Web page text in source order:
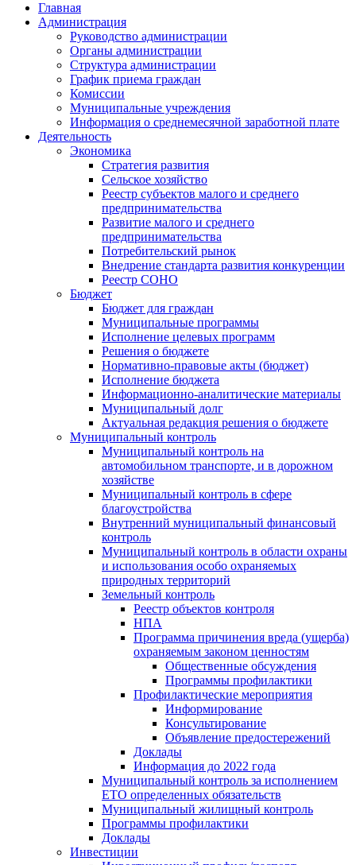
Главная
Администрация
Руководство администрации
Органы администрации
Структура администрации
График приема граждан
Комиссии
Муниципальные учреждения
Информация о среднемесячной заработной плате
Деятельность
Экономика
Стратегия развития
Сельское хозяйство
Реестр субъектов малого и среднего
предпринимательства
Развитие малого и среднего
предпринимательства
Потребительский рынок
Внедрение стандарта развития конкуренции
Реестр СОНО
Бюджет
Бюджет для граждан
Муниципальные программы
Исполнение целевых программ
Решения о бюджете
Нормативно-правовые акты (бюджет)
Исполнение бюджета
Информационно-аналитические материалы
Муниципальный долг
Актуальная редакция решения о бюджете
Муниципальный контроль
Муниципальный контроль на
автомобильном транспорте, и в дорожном
хозяйстве
Муниципальный контроль в сфере
благоустройства
Внутренний муниципальный финансовый
контроль
Муниципальный контроль в области охраны
и использования особо охраняемых
природных территорий
Земельный контроль
Реестр объектов контроля
НПА
Программа причинения вреда (ущерба)
охраняемым законом ценностям
Общественные обсуждения
Программы профилактики
Профилактические мероприятия
Информирование
Консультирование
Объявление предостережений
Доклады
Информация до 2022 года
Муниципальный контроль за исполнением
ЕТО определенных обязательств
Муниципальный жилищный контроль
Программы профилактики
Доклады
Инвестиции